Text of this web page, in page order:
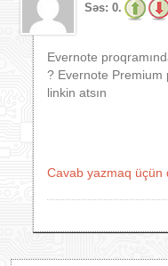
Səs: 0.
Evernote
? Evernote Premium
linkin atsın
Cavab yazmaq üçün